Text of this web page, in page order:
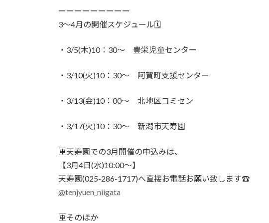
ーーーーーーーーー
3〜4月の開催スケジュール🗓️
・3/5(木)10：30～ 豊栄児童センター
・3/10(火)10：30～ 阿賀町支援センター
・3/13(金)10：00～ 北地区コミセン
・3/17(火)10：30～ 新潟市天寿園
🈸天寿園での3月開催の申込みは、
【3月4日(水)10:00〜】
天寿園(025-286-1717)へ直接お電話お願い致します☎️
@tenjyuen_niigata
🈸そのほか